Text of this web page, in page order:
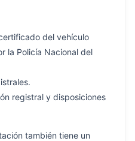
del vehículo
la Policía Nacional del
registral y disposiciones
también tiene un